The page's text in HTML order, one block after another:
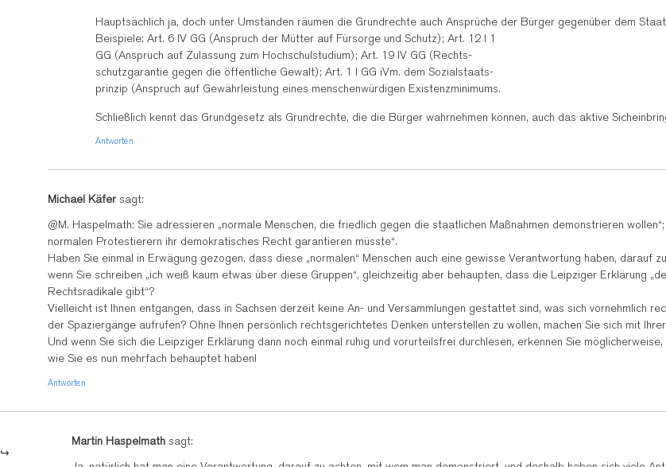
Hauptsächlich ja, doch unter Umständen räumen die Grundrechte auch Ansprüche der Bürger gegenüber dem
Beispiele: Art. 6 IV GG (Anspruch der Mütter auf Fürsorge und Schutz); Art. 12 I 1
GG (Anspruch auf Zulassung zum Hochschulstudium); Art. 19 IV GG (Rechts-
schutzgarantie gegen die öffentliche Gewalt); Art. 1 I GG iVm. dem Sozialstaats-
prinzip (Anspruch auf Gewährleistung eines menschenwürdigen Existenzminimums.
Schließlich kennt das Grundgesetz als Grundrechte, die die Bürger wahrnehmen können, auch das aktive
Antworten
Michael Käfer sagt:
@M. Haspelmath: Sie adressieren „normale Menschen, die friedlich gegen die staatlichen Maßnahmen demonstrieren
normalen Protestierern ihr demokratisches Recht garantieren müsste“.
Haben Sie einmal in Erwägung gezogen, dass diese „normalen“ Menschen auch eine gewisse Verantwortung haben,
wenn Sie schreiben „ich weiß kaum etwas über diese Gruppen“, gleichzeitig aber behaupten, dass die Leipziger Erklärung
Rechtsradikale gibt“?
Vielleicht ist Ihnen entgangen, dass in Sachsen derzeit keine An- und Versammlungen gestattet sind, was sich vornehmlich
der Spaziergänge aufrufen? Ohne Ihnen persönlich rechtsgerichtetes Denken unterstellen zu wollen, machen Sie sich mit
Und wenn Sie sich die Leipziger Erklärung dann noch einmal ruhig und vorurteilsfrei durchlesen, erkennen Sie
wie Sie es nun mehrfach behauptet haben!
Antworten
Martin Haspelmath sagt: